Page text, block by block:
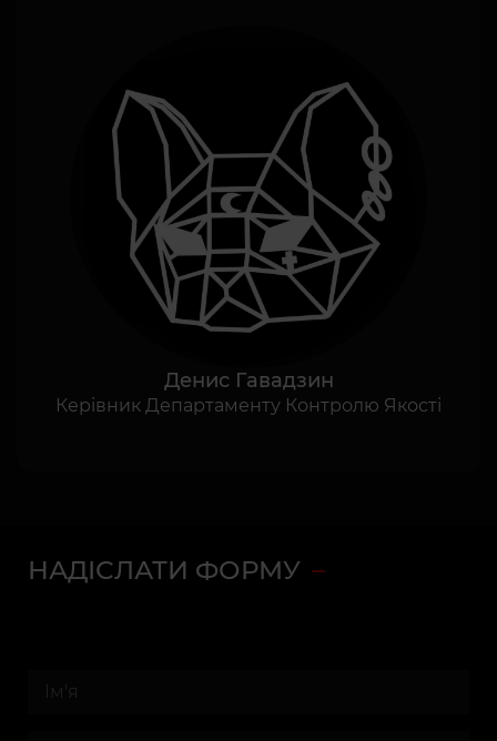
Денис Гавадзин
Керівник Департаменту Контролю Якості
НАДІСЛАТИ ФОРМУ